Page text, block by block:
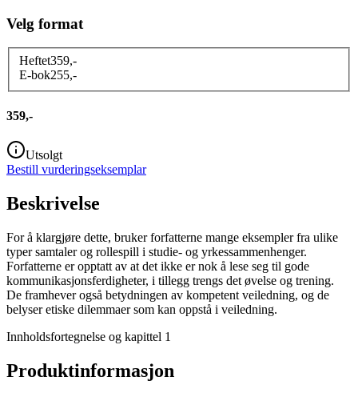
Velg format
Heftet359,-
E-bok255,-
359,-
Utsolgt
Bestill vurderingseksemplar
Beskrivelse
For å klargjøre dette, bruker forfatterne mange eksempler fra ulike
typer samtaler og rollespill i studie- og yrkessammenhenger.
Forfatterne er opptatt av at det ikke er nok å lese seg til gode
kommunikasjonsferdigheter, i tillegg trengs det øvelse og trening.
De framhever også betydningen av kompetent veiledning, og de
belyser etiske dilemmaer som kan oppstå i veiledning.
Innholdsfortegnelse og kapittel 1
Produktinformasjon